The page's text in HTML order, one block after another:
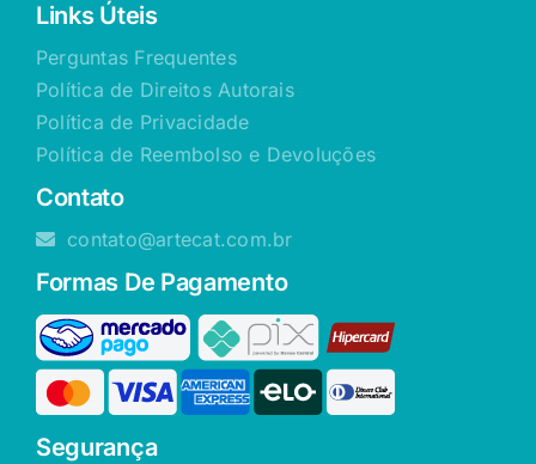
Links Úteis
Perguntas Frequentes
Política de Direitos Autorais
Política de Privacidade
Política de Reembolso e Devoluções
Contato
contato@artecat.com.br
Formas De Pagamento
Segurança